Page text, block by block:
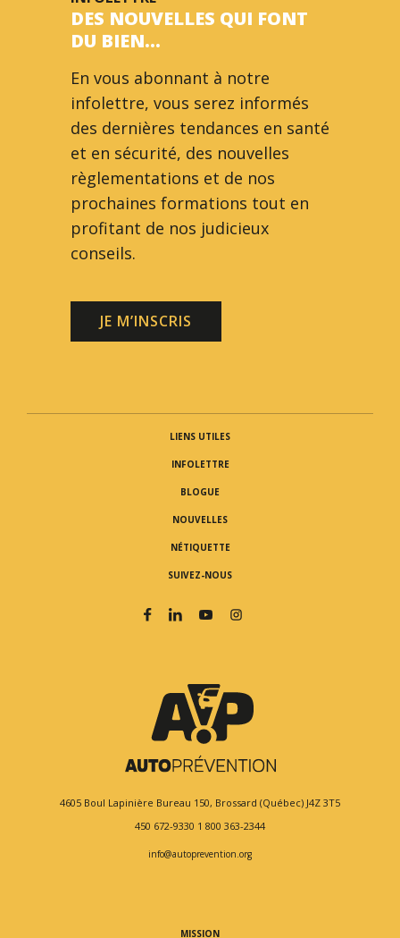
DES NOUVELLES QUI FONT
DU BIEN…
En vous abonnant à notre
infolettre, vous serez informés
des dernières tendances en santé
et en sécurité, des nouvelles
règlementations et de nos
prochaines formations tout en
profitant de nos judicieux
conseils.
JE M’INSCRIS
4605 Boul Lapinière Bureau 150, Brossard (Québec) J4Z 3T5
450 672-9330 1 800 363-2344
info@autoprevention.org
MISSION
LIENS UTILES
INFOLETTRE
BLOGUE
NOUVELLES
NÉTIQUETTE
SUIVEZ-NOUS